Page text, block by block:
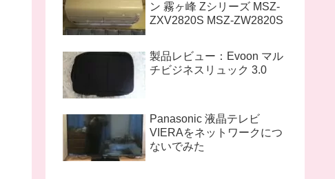
ン 霧ヶ峰 Zシリーズ MSZ-
ZXV2820S MSZ-ZW2820S
製品レビュー：Evoon マル
チビジネスリュック 3.0
Panasonic 液晶テレビ
VIERAをネットワークにつ
ないでみた